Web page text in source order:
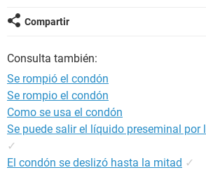
Compartir
Consulta también:
Se rompió el condón
Se rompio el condón
Como se usa el condón
Se puede salir el líquido preseminal por
✓
El condón se deslizó hasta la mitad ✓